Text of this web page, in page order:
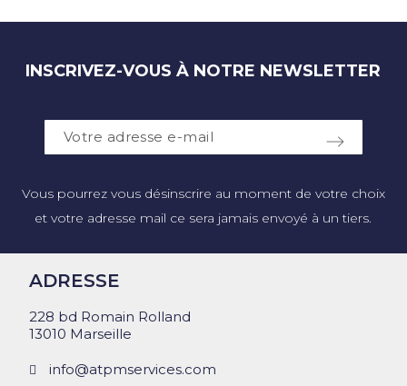
INSCRIVEZ-VOUS À NOTRE NEWSLETTER
Vous pourrez vous désinscrire au moment de votre choix
et votre adresse mail ce sera jamais envoyé à un tiers.
ADRESSE
228 bd Romain Rolland
13010 Marseille
info@atpmservices.com